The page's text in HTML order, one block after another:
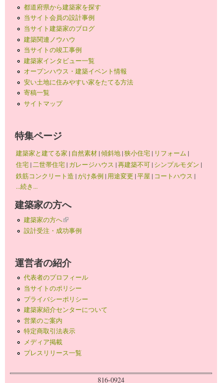
都道府県から建築家を探す
当サイト会員の設計事例
当サイト建築家のブログ
建築関連ノウハウ
当サイトの竣工事例
建築家インタビュー一覧
オープンハウス・建築イベント情報
安い土地に住みやすい家をたてる方法
寄稿一覧
サイトマップ
特集ページ
建築家と建てる家 | 自然素材|傾斜地|狭小住宅| リフォーム |
住宅|二世帯住宅| ガレージハウス |再建築不可| シンプルモダン |
鉄筋コンクリート造 |がけ条例 | 用途変更 |平屋 | コートハウス |
...続き...
建築家の方へ
建築家の方へ(link is external)
設計受注・成功事例
運営者の紹介
代表者のプロフィール
当サイトのポリシー
プライバシーポリシー
建築家紹介センターについて
営業のご案内
特定商取引法表示
メディア掲載
プレスリリース一覧
816-0924